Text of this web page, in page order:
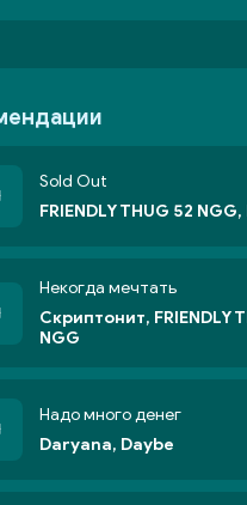
Sold Out
FRIENDLY THUG 52
Некогда мечтать
Скриптонит, FRIENDLY
NGG
Надо много денег
Daryana, Daybe